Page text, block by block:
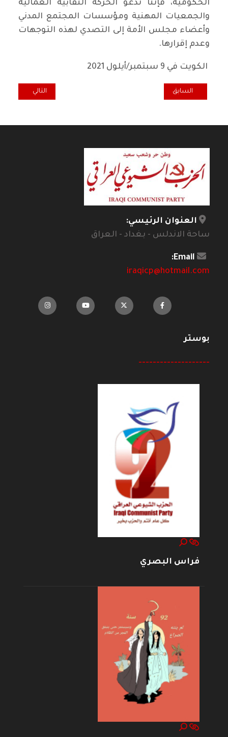
الحكومية، فإنّنا ندعو الحركة النقابية العمالية
والجمعيات المهنية ومؤسسات المجتمع المدني
وأعضاء مجلس الأمة إلى التصدي لهذه التوجهات
وعدم إقرارها.
الكويت في 9 سبتمبر/أيلول 2021
المقال السابق: إبضاح
السابق المقال التالي:
التالي
العنوان الرئيسي:
ساحة الاندلس - بغداد - العراق
Email:
iraqicp@hotmail.com
بوستر
--------------------
فراس البصري